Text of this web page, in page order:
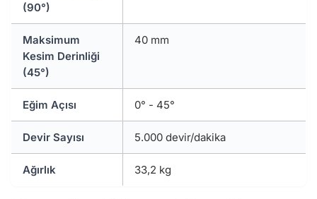
(90°)
Maksimum
Kesim Derinliği
(45°)
40 mm
Eğim Açısı 0° - 45°
Devir Sayısı 5.000 devir/dakika
Ağırlık 33,2 kg